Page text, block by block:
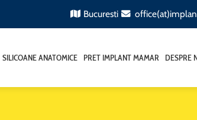
Bucuresti
SILICOANE ANATOMICE PRET IMPLANT MAMAR DESPRE